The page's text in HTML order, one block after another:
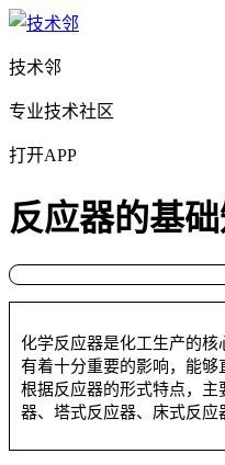
技术邻
专业技术社区
打开APP
反应器的基
化学反应器是化工生产的
有着十分重要的影响，能够
根据反应器的形式特点，
器、塔式反应器、床式反应